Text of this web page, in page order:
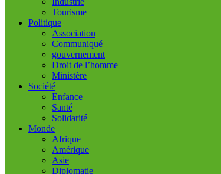
Tourisme
Politique
Association
Communiqué
gouvernement
Droit de l’homme
Ministère
Société
Enfance
Santé
Solidarité
Monde
Afrique
Amérique
Asie
Diplomatie